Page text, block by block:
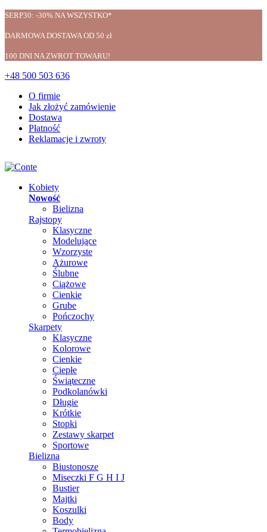
SERP30: -30% NA WSZYSTKO*
DARMOWA DOSTAWA OD 50 zł
100 DNI NA ZWROT TOWARU!
+48 500 503 636
O firmie
Jak złożyć zamówienie
Dostawa
Płatność
Reklamacje i zwroty
Kobiety
Nowość
Bielizna
Rajstopy
Klasyczne
Modelujące
Wzorzyste
Ażurowe
Ślubne
Ciążowe
Cienkie
Grube
Pończochy
Skarpety
Klasyczne
Kolorowe
Cienkie
Ciepłe
Świąteczne
Podkolanówki
Długie
Krótkie
Stopki
Zestawy skarpet
Sportowe
Bielizna
Biustonosze
Miseczki F G H I J
Bustier
Majtki
Koszulki
Body